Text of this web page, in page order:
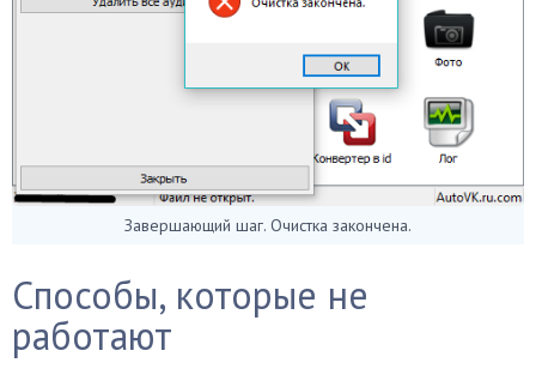
Завершающий шаг. Очистка закончена.
Способы, которые не
работают